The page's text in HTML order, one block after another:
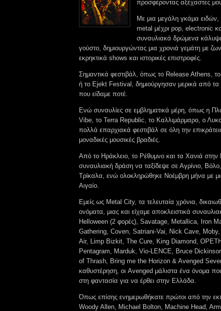
προσφέροντας αξέχαστες
Με μια μεγάλη γκάμα
metal μέχρι pop, electronic
συναυλιακά δρώμενα
γούστο, δημιουργώντας μια χρονιά γεμάτη με
εκρηκτικά shows και ιστορικές επιστροφές.
Σημαντικά φεστιβάλ, όπως το Release Athens,
ή το Ejekt Festival, δημιούργησαν μερικά από
που είδαμε ποτέ.
Ενώ συναυλίες σε εμβληματικά μέρη, όπως η
Vibe, το Terra Republic, το Καλλιμάρμαρο, ο
πολλά επαρχιακά φεστιβάλ σε όλη την
μοναδικές μουσικές βραδιές.
Από το Ηράκλειο, το Ρέθυμνο και τα Χανιά στην
συναυλιακή δράση να ταξίδεψε σε Αγρίνιο,
Τρίκαλα, ενώ ολοκληρώθηκε Νοέμβρη μήνα με
Αιγαίο.
Εμείς ως Metal City, τα τελευταία χρόνια,
ονόματα, μιας και είχαμε αποκλειστικά
Helloween (2 φορές), Savatage, Metallica, Iron
Gathering, Coven, Satriani-Vai, Nick Cave,
Air, Limp Bizkit, The Cure, King Diamond,
Pentagram, Marduk, Vio-LENCE, Bruce
of Thrash, Bring me the Horizon & Avenged
καθυστέρηση, οι Avenged μάλιστα ένα όνομα
στη φαντασία για να έρθει στην Ελλάδα.
Όπως επίσης ενημερωθήκατε πρώτοι από την
Woody Allen, Michael Bolton, Machine Head,